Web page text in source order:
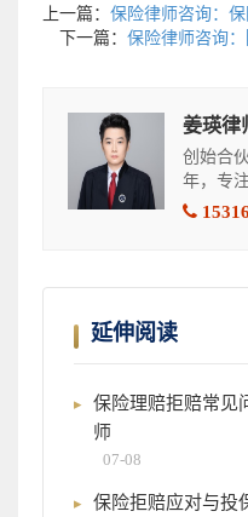
上一篇： 保险律师咨询：保
下一篇： 保险律师咨询
姜瑛律
创始合
年，专
延伸阅读
保险理赔拒赔常见
师
07-08
保险拒赔应对与投